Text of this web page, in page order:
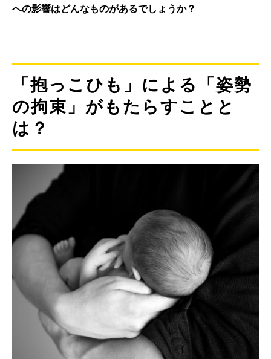
への影響はどんなものがあるでしょうか？
「抱っこひも」による「姿勢
の拘束」がもたらすことと
は？